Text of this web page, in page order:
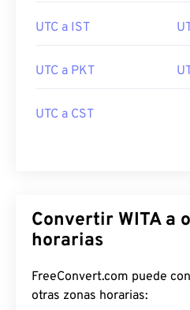
UTC a IST
UTC a PKT
UTC a CST
Convertir WITA a
horarias
FreeConvert.com puede
otras zonas horarias: